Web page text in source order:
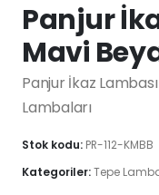
Panjur
Mavi
Panjur İkaz
Lambaları
Stok kodu: PR-112-KMBB
Kategoriler:Tepe